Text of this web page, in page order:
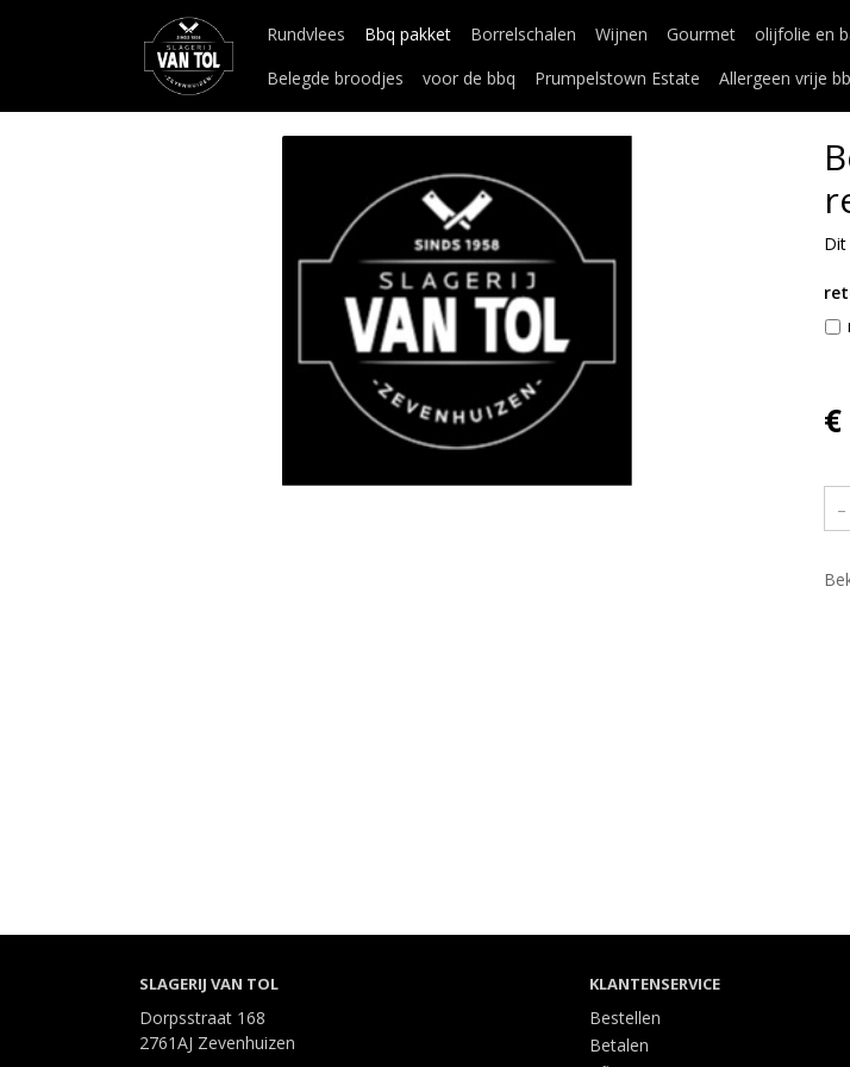
Rundvlees Bbq pakket Borrelschalen Wijnen Gourmet olijfolie en
Belegde broodjes
voor de bbq Prumpelstown Estate Allergeen vrije
–
SLAGERIJ VAN TOL
Dorpsstraat 168
2761AJ Zevenhuizen
KLANTENSERVICE
Bestellen
Betalen